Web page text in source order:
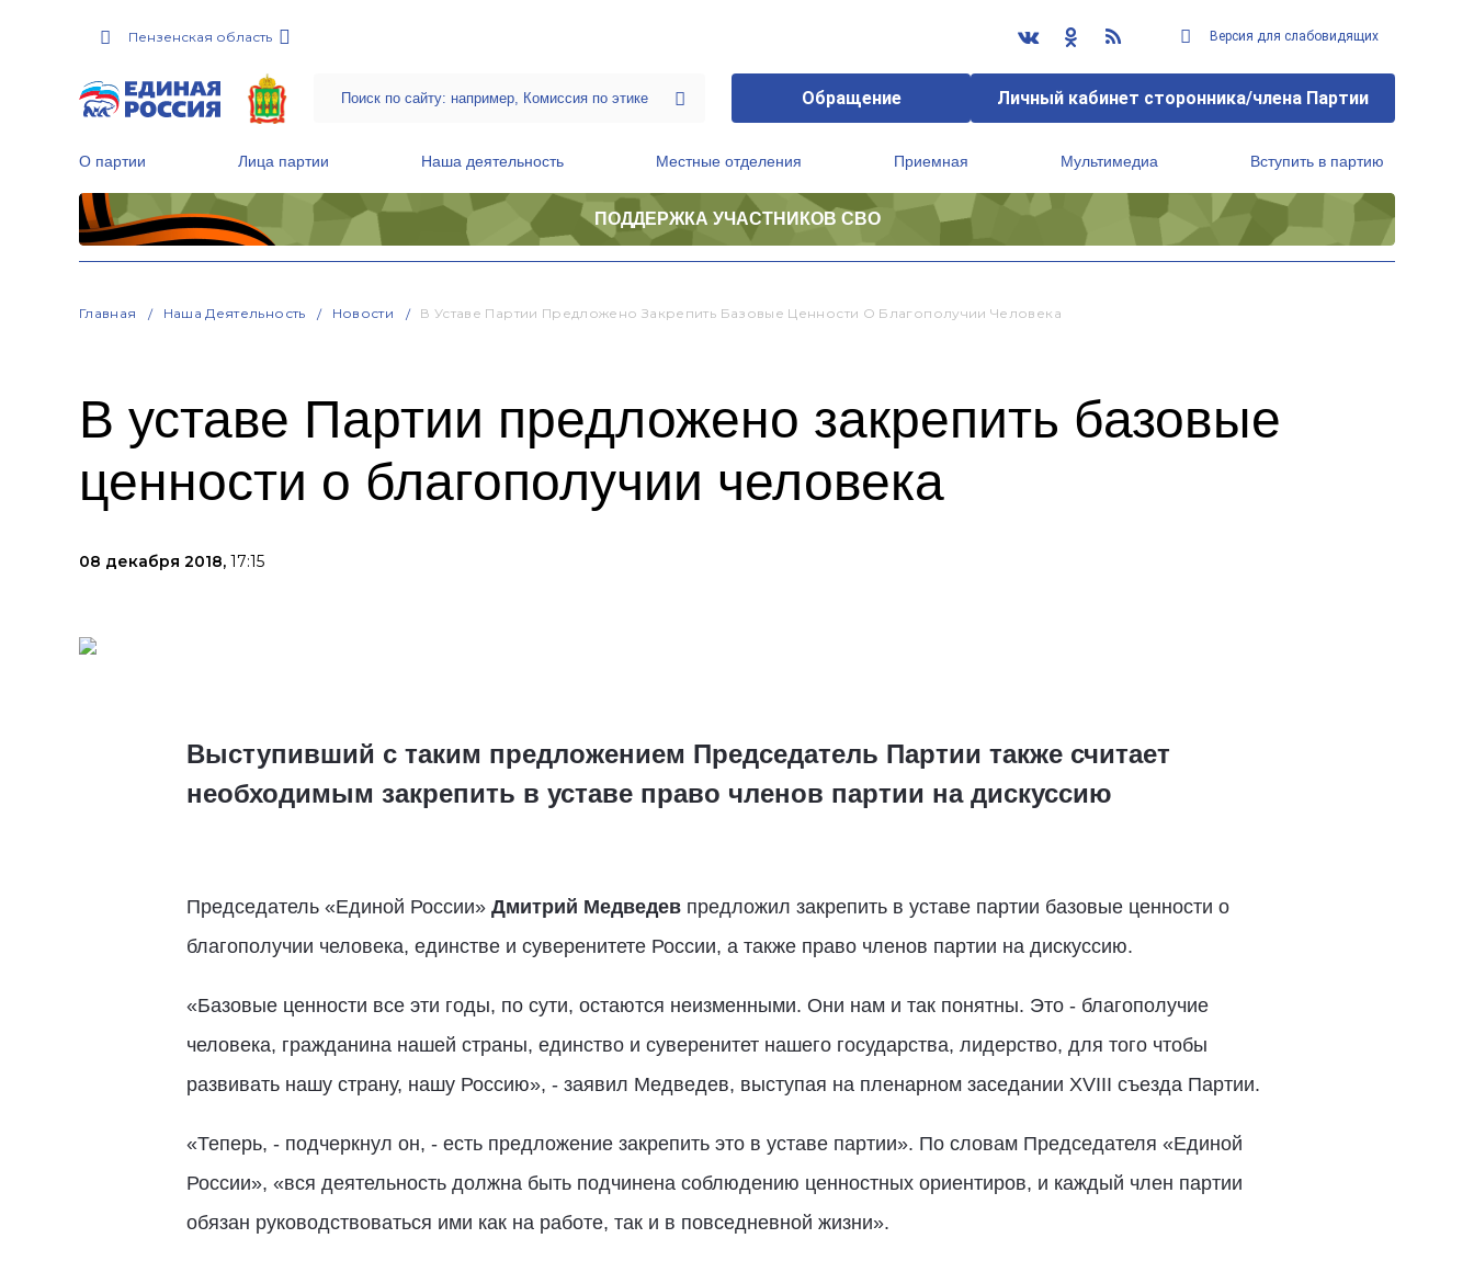
Пензенская область Версия для слабовидящих
Обращение Личный кабинет сторонника/члена Партии
О партии Лица партии Наша деятельность Местные отделения Приемная Мультимедиа Вступить в партию
ПОДДЕРЖКА УЧАСТНИКОВ СВО
Главная Наша Деятельность Новости В Уставе Партии Предложено Закрепить Базовые Ценности О Благополучии Человека
В уставе Партии предложено закрепить базовые
ценности о благополучии человека
08 декабря 2018, 17:15
Выступивший с таким предложением Председатель Партии также считает
необходимым закрепить в уставе право членов партии на дискуссию
Председатель «Единой России» Дмитрий Медведевпредложил закрепить в уставе партии базовые ценности о
благополучии человека, единстве и суверенитете России, а также право членов партии на дискуссию.
«Базовые ценности все эти годы, по сути, остаются неизменными. Они нам и так понятны. Это - благополучие
человека, гражданина нашей страны, единство и суверенитет нашего государства, лидерство, для того чтобы
развивать нашу страну, нашу Россию», - заявил Медведев, выступая на пленарном заседании XVIII съезда Партии.
«Теперь, - подчеркнул он, - есть предложение закрепить это в уставе партии». По словам Председателя «Единой
России», «вся деятельность должна быть подчинена соблюдению ценностных ориентиров, и каждый член партии
обязан руководствоваться ими как на работе, так и в повседневной жизни».